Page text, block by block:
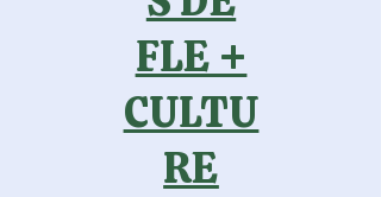
FLE +
CULTU
RE